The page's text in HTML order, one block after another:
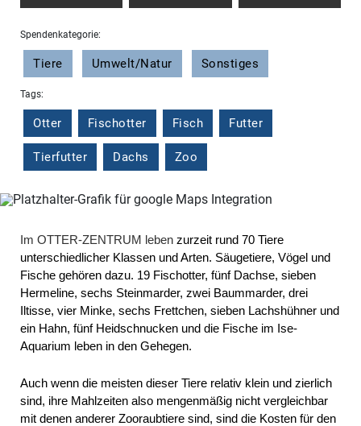
Spendenkategorie:
Tiere Umwelt/Natur Sonstiges
Tags:
Otter Fischotter Fisch Futter
Tierfutter Dachs Zoo
Im OTTER-ZENTRUM leben zurzeit rund 70 Tiere
unterschiedlicher Klassen und Arten. Säugetiere, Vögel und
Fische gehören dazu. 19 Fischotter, fünf Dachse, sieben
Hermeline, sechs Steinmarder, zwei Baummarder, drei
Iltisse, vier Minke, sechs Frettchen, sieben Lachshühner und
ein Hahn, fünf Heidschnucken und die Fische im Ise-
Aquarium leben in den Gehegen.
Auch wenn die meisten dieser Tiere relativ klein und zierlich
sind, ihre Mahlzeiten also mengenmäßig nicht vergleichbar
mit denen anderer Zooraubtiere sind, sind die Kosten für den